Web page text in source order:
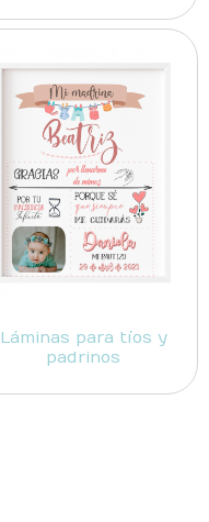
Láminas para tíos y
padrinos